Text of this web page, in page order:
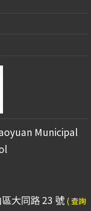
Municipal
大同路 23 號 ( 查詢